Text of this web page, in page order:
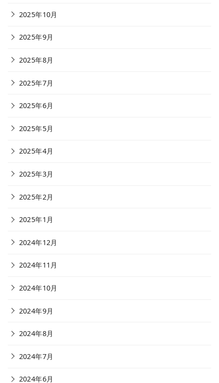
2025年10月
2025年9月
2025年8月
2025年7月
2025年6月
2025年5月
2025年4月
2025年3月
2025年2月
2025年1月
2024年12月
2024年11月
2024年10月
2024年9月
2024年8月
2024年7月
2024年6月